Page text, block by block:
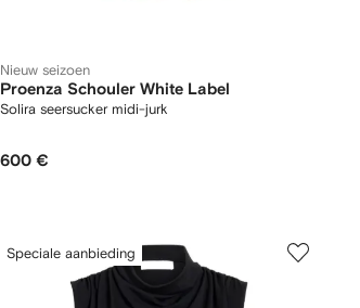
Nieuw seizoen
Proenza Schouler White Label
Solira seersucker midi-jurk
600 €
Speciale aanbieding